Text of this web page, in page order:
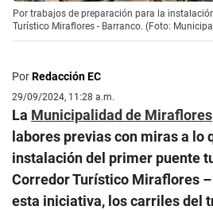
Por trabajos de preparación para la
Turístico Miraflores - Barranco. (Foto:
PorRedacción EC
29/09/2024, 11:28 a.m.
La Municipalidad de Miraflores
labores previas con miras a lo
instalación del primer puente
Corredor Turístico Miraflores
esta iniciativa, los carriles del